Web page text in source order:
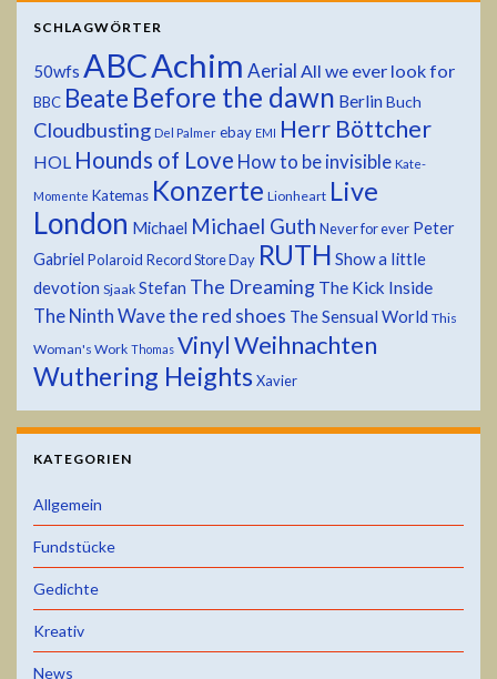
SCHLAGWÖRTER
50wfs ABCAchim Aerial All we ever look for
BBC Beate Before the dawn Berlin Buch
Cloudbusting Del Palmer ebay EMI Herr Böttcher
HOL Hounds of Love How to be invisible Kate-
Momente Katemas Konzerte Lionheart Live
London Michael Michael Guth Never for ever Peter
Gabriel Polaroid Record Store Day RUTH Show a little
devotion Sjaak Stefan The Dreaming The Kick Inside
The Ninth Wavethe red shoes The Sensual World This
Woman's Work Thomas VinylWeihnachten
Wuthering Heights Xavier
KATEGORIEN
Allgemein
Fundstücke
Gedichte
Kreativ
News